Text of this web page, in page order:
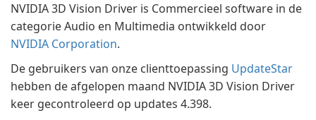
NVIDIA 3D Vision Driver is Commercieel software in de
categorie Audio en Multimedia ontwikkeld door
NVIDIA Corporation.
De gebruikers van onze clienttoepassing UpdateStar
hebben de afgelopen maand NVIDIA 3D Vision Driver
keer gecontroleerd op updates 4.398.